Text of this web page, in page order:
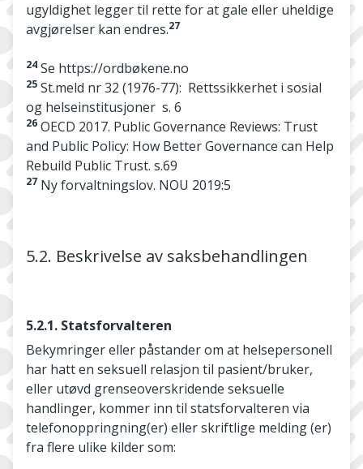
ugyldighet legger til rette for at gale eller uheldige
avgjørelser kan endres.27
24 Se https://ordbøkene.no
25 St.meld nr 32 (1976-77): Rettssikkerhet i sosial
og helseinstitusjoner s. 6
26 OECD 2017. Public Governance Reviews: Trust
and Public Policy: How Better Governance can Help
Rebuild Public Trust. s.69
27 Ny forvaltningslov. NOU 2019:5
5.2. Beskrivelse av saksbehandlingen
5.2.1. Statsforvalteren
Bekymringer eller påstander om at helsepersonell
har hatt en seksuell relasjon til pasient/bruker,
eller utøvd grenseoverskridende seksuelle
handlinger, kommer inn til statsforvalteren via
telefonoppringning(er) eller skriftlige melding (er)
fra flere ulike kilder som: